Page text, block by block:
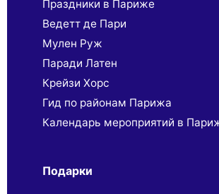
Праздники в Париже
Ведетт де Пари
Мулен Руж
Паради Латен
Крейзи Хорс
Гид по районам Парижа
Календарь мероприятий в
Подарки